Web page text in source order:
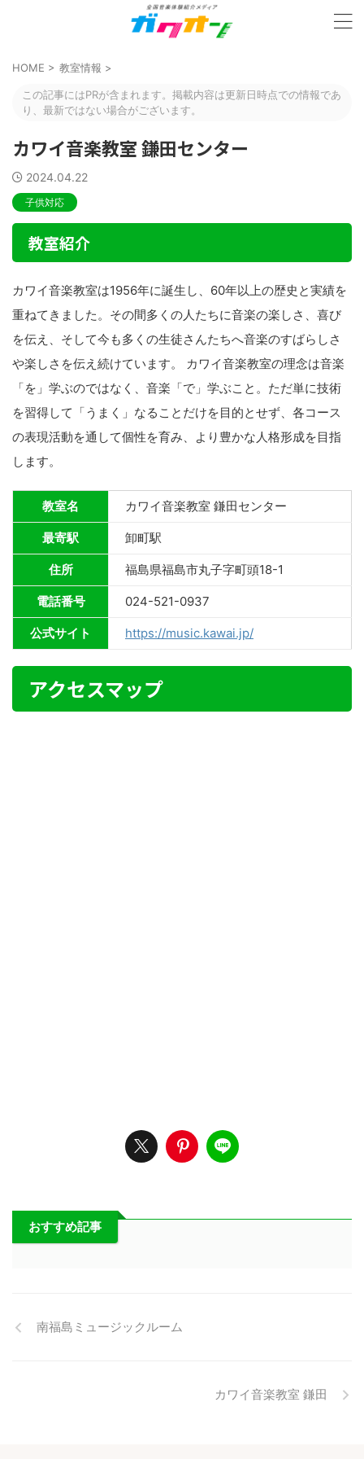
HOME > 教室情報 >
この記事にはPRが含まれます。掲載内容は更新日時点での情報であ
り、最新ではない場合がございます。
カワイ音楽教室 鎌田センター
2024.04.22
子供対応
教室紹介
カワイ音楽教室は1956年に誕生し、60年以上の歴史と実績を
重ねてきました。その間多くの人たちに音楽の楽しさ、喜び
を伝え、そして今も多くの生徒さんたちへ音楽のすばらしさ
や楽しさを伝え続けています。 カワイ音楽教室の理念は音楽
「を」学ぶのではなく、音楽「で」学ぶこと。ただ単に技術
を習得して「うまく」なることだけを目的とせず、各コース
の表現活動を通して個性を育み、より豊かな人格形成を目指
します。
教室名 カワイ音楽教室 鎌田センター
最寄駅 卸町駅
住所 福島県福島市丸子字町頭18-1
電話番号 024-521-0937
公式サイト https://music.kawai.jp/
アクセスマップ
おすすめ記事
南福島ミュージックルーム
カワイ音楽教室 鎌田